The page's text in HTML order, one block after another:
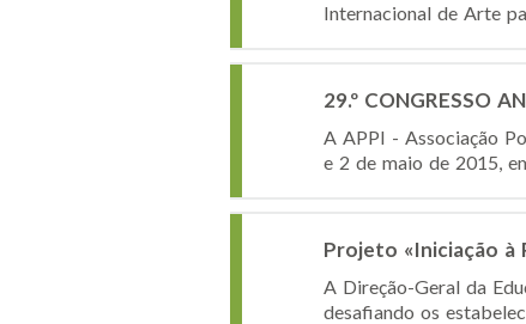
Internacional de Arte
29.º CONGRESSO
A APPI - Associação
e 2 de maio de 2015,
Projeto «Iniciação à
A Direção-Geral da
desafiando os